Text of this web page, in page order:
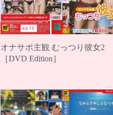
オナサポ主観 むっつり彼女2
［DVD Edition］